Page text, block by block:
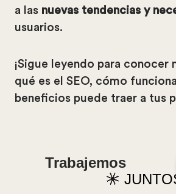
a las nuevas tendencias y
usuarios.
¡Sigue leyendo para conocer
qué es el SEO, cómo
beneficios puede traer a tus
Trabajemos